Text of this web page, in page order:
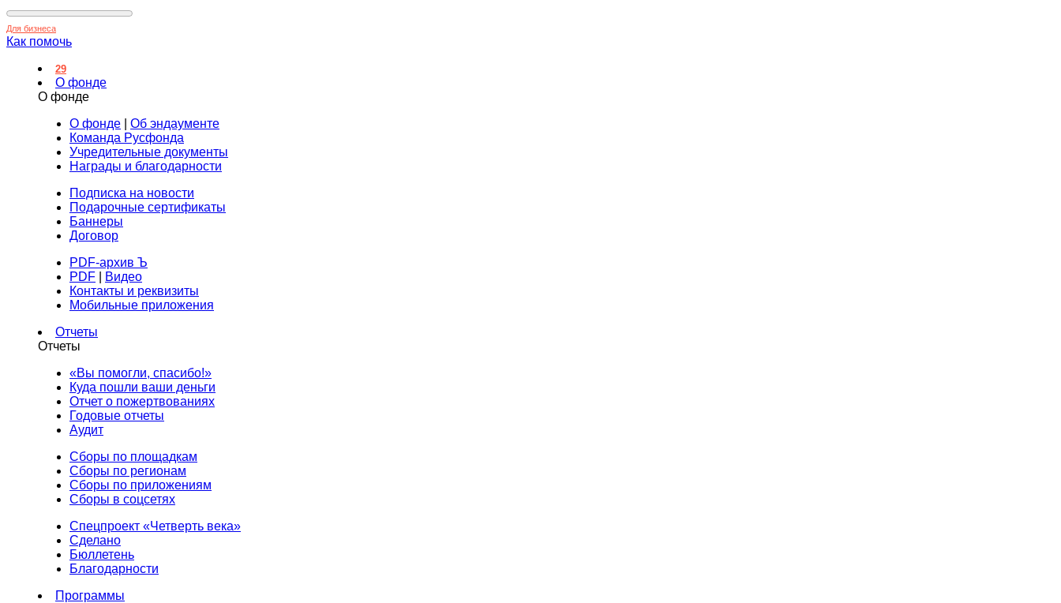
Для бизнеса
Как помочь
29
О фонде
О фонде
О фонде
Об эндаументе
Команда Русфонда
Учредительные документы
Награды и благодарности
Подписка на новости
Подарочные сертификаты
Баннеры
Договор
PDF-архив Ъ
PDF
Видео
Контакты и реквизиты
Мобильные приложения
Отчеты
Отчеты
«Вы помогли, спасибо!»
Куда пошли ваши деньги
Отчет о пожертвованиях
Годовые отчеты
Аудит
Сборы по площадкам
Сборы по регионам
Сборы по приложениям
Сборы в соцсетях
Спецпроект «Четверть века»
Сделано
Бюллетень
Благодарности
Программы